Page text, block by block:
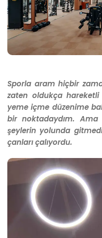
Sporla aram hiçbir
zaten oldukça
yeme içme düzenime
bir noktadaydım.
şeylerin yolunda
çanları çalıyordu.